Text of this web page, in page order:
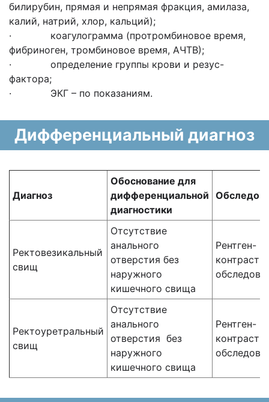
билирубин, прямая и непрямая фракция, амилаза,
калий, натрий, хлор, кальций);
· коагулограмма (протромбиновое время,
фибриноген, тромбиновое время, АЧТВ);
· определение группы крови и резус-
фактора;
· ЭКГ – по показаниям.
Дифференциальный диагноз
Диагноз
Обоснование для
дифференциальной
диагностики
Ректовезикальный
свищ
Отсутствие
анального
отверстия без
наружного
кишечного свища
Рентген-
Ректоуретральный
свищ
Отсутствие
анального
отверстия без
наружного
кишечного свища
Рентген-